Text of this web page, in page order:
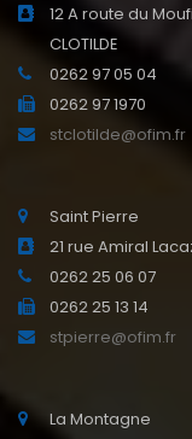
12 A route du
CLOTILDE
0262 97 05 04
0262 97 1970
stclotilde@ofim.fr
Saint Pierre
21 rue Amiral
0262 25 06 07
0262 25 13 14
stpierre@ofim.fr
La Montagne